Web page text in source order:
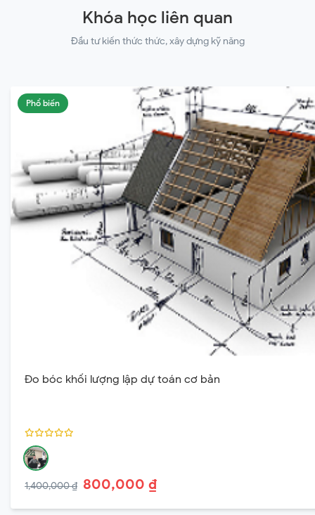
Khóa học liên quan
Đầu tư kiến thức thức, xây dựng kỹ năng
Phổ biến
Đo bóc khối lượng lập dự toán cơ bản
1,400,000 ₫ 800,000 ₫